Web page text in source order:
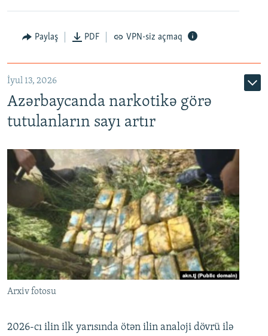
Paylaş PDF VPN-siz açmaq
İyul 13, 2026
Azərbaycanda narkotikə görə
tutulanların sayı artır
Arxiv fotosu
2026-cı ilin ilk yarısında ötən ilin analoji dövrü ilə